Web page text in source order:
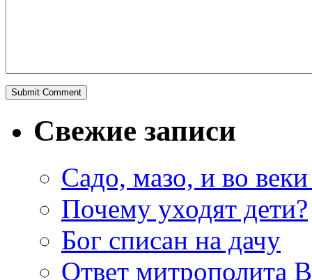
Свежие записи
Садо, мазо, и во веки
Почему уходят дети?
Бог списан на дачу
Ответ митрополита